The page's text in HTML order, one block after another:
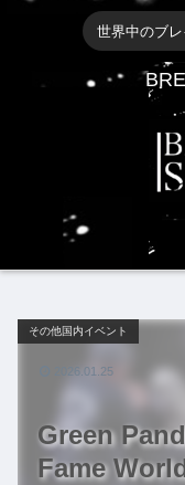
世界中のブ
Green
Fame
その他国内イベント
2026.01.25